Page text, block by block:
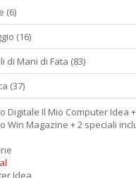
(6)
(16)
di Mani di Fata (83)
(37)
Digitale Il Mio Computer Idea +
Win Magazine + 2 speciali
Idea